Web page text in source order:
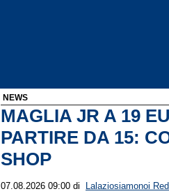
NEWS
MAGLIA JR A 19
PARTIRE DA 15:
SHOP
07.08.2026 09:00 di Lalaziosiamonoi